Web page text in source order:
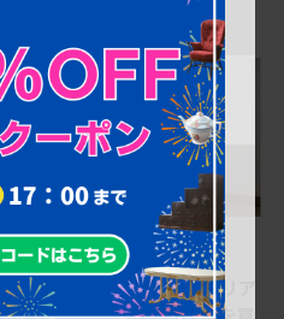
商品番号 B-065459
【買取】サポリティイタリア